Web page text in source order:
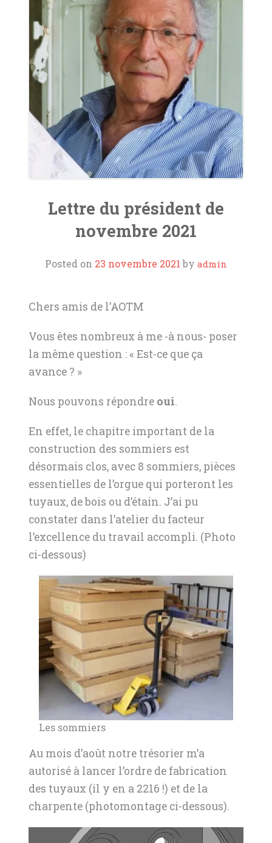
ORGUES
L’AOTM
SOUTIENS ET LIENS
CONTACT
Lettre du président de
novembre 2021
Posted on 23 novembre 2021 by admin
Chers amis de l’AOTM
Vous êtes nombreux à me -à nous- poser
la même question : « Est-ce que ça
avance ? »
Nous pouvons répondre oui.
En effet, le chapitre important de la
construction des sommiers est
désormais clos, avec 8 sommiers, pièces
essentielles de l’orgue qui porteront les
tuyaux, de bois ou d’étain. J’ai pu
constater dans l’atelier du facteur
l’excellence du travail accompli. (Photo
ci-dessous)
Les sommiers
Au mois d’août notre trésorier m’a
autorisé à lancer l’ordre de fabrication
des tuyaux (il y en a 2216 !) et de la
charpente (photomontage ci-dessous).